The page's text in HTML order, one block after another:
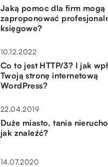
Jaką pomoc dla firm mogą
zaproponować
księgowe?
10.12.2022
Co to jest HTTP/3? I jak
Twoją stronę internetową
WordPress?
22.04.2019
Duże miasto, tania
jak znaleźć?
14.07.2020